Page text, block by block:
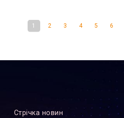
1 2 3 4 5 6
Стрiчка новин